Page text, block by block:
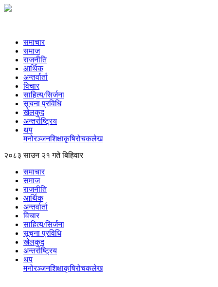
समाचार
समाज
राजनीति
आर्थिक
अन्तर्वार्ता
विचार
साहित्य/सिर्जना
सूचना प्रविधि
खेलकुद
अन्तर्राष्ट्रिय
थप
मनोरञ्‍जनशिक्षाकृषिरोचकलेख
२०८३ साउन २१ गते बिहिवार
समाचार
समाज
राजनीति
आर्थिक
अन्तर्वार्ता
विचार
साहित्य/सिर्जना
सूचना प्रविधि
खेलकुद
अन्तर्राष्ट्रिय
थप
मनोरञ्‍जनशिक्षाकृषिरोचकलेख